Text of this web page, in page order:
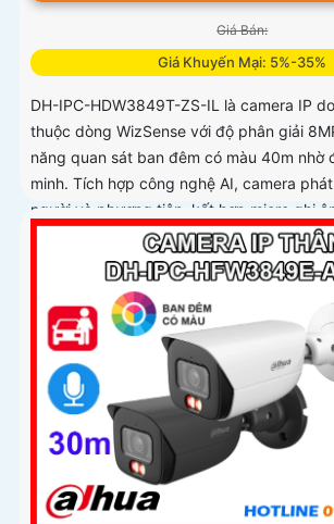
Giá Bán:
Giá Khuyến Mại: 5%-35%
DH-IPC-HDW3849T-ZS-IL là camera IP
thuộc dòng WizSense với độ phân giải
năng quan sát ban đêm có màu 40m nhờ
minh. Tích hợp công nghệ AI, camera
người và phương tiện, kết hợp micro ghi
hỗ trợ đến 512GB đảm bảo lưu trữ linh
trợ PoE tiện lợi đây là giải pháp giám sát